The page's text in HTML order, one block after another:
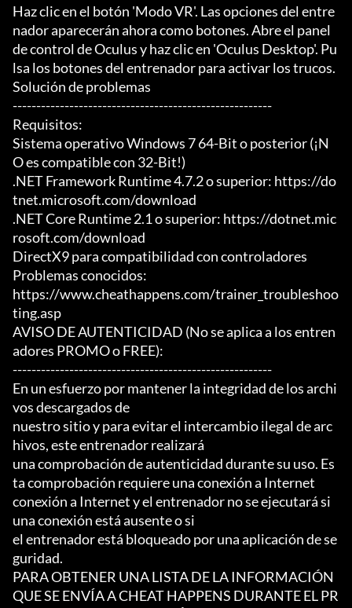
Haz clic en el botón 'Modo VR'. Las opciones del entre
nador aparecerán ahora como botones. Abre el panel
de control de Oculus y haz clic en 'Oculus Desktop'. Pu
lsa los botones del entrenador para activar los trucos.
Solución de problemas
-------------------------------------------------------
Requisitos:
Sistema operativo Windows 7 64-Bit o posterior (¡N
O es compatible con 32-Bit!)
.NET Framework Runtime 4.7.2 o superior: https://do
tnet.microsoft.com/download
.NET Core Runtime 2.1 o superior: https://dotnet.mic
rosoft.com/download
DirectX9 para compatibilidad con controladores
Problemas conocidos:
https://www.cheathappens.com/trainer_troubleshoo
ting.asp
AVISO DE AUTENTICIDAD (No se aplica a los entren
adores PROMO o FREE):
-------------------------------------------------------
En un esfuerzo por mantener la integridad de los archi
vos descargados de
nuestro sitio y para evitar el intercambio ilegal de arc
hivos, este entrenador realizará
una comprobación de autenticidad durante su uso. Es
ta comprobación requiere una conexión a Internet
conexión a Internet y el entrenador no se ejecutará si
una conexión está ausente o si
el entrenador está bloqueado por una aplicación de se
guridad.
PARA OBTENER UNA LISTA DE LA INFORMACIÓN
QUE SE ENVÍA A CHEAT HAPPENS DURANTE EL PR